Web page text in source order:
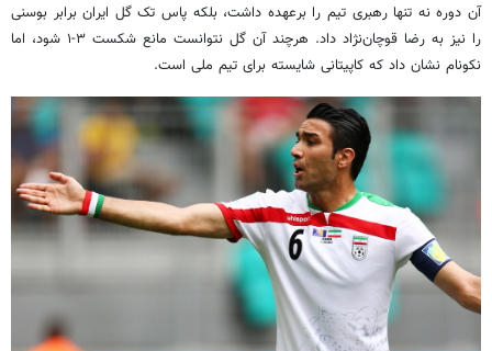
آن دوره نه تنها رهبری تیم را برعهده داشت، بلکه پاس تک گل ایران برابر بوسنی
را نیز به رضا قوچان‌نژاد داد. هرچند آن گل نتوانست مانع شکست ۳-۱ شود، اما
نکونام نشان داد که کاپیتانی شایسته برای تیم ملی است.